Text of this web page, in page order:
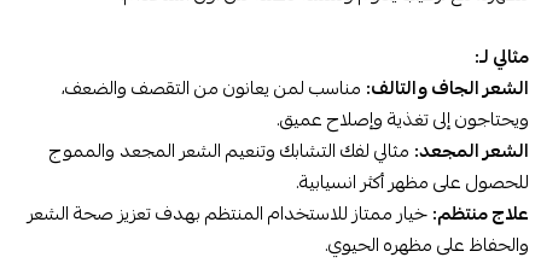
مثالي لـ:
الشعر الجاف والتالف: مناسب لمن يعانون من التقصف والضعف،
ويحتاجون إلى تغذية وإصلاح عميق.
الشعر المجعد: مثالي لفك التشابك وتنعيم الشعر المجعد والمموج
للحصول على مظهر أكثر انسيابية.
علاج منتظم:خيار ممتاز للاستخدام المنتظم بهدف تعزيز صحة الشعر
والحفاظ على مظهره الحيوي.